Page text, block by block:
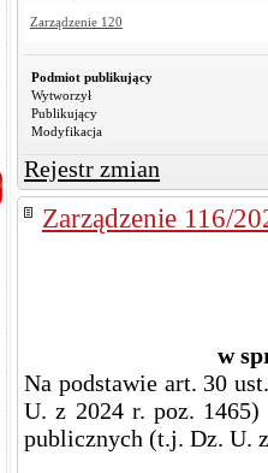
Zarządzenie 120
Podmiot publikujący
Wytworzył
Publikujący
Modyfikacja
Rejestr zmian
Zarządzenie 116/
w
Na podstawie art. 30
U. z 2024 r. poz.
publicznych (t.j. Dz. U.